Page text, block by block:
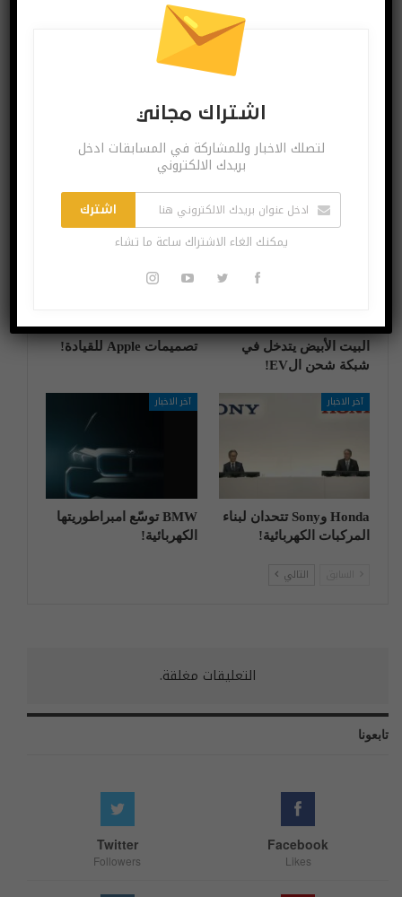
واتساب ستعود قريباً
آخر الاخبار
البيت الأبيض يتدخل في
شبكة شحن الEV!
آخر الاخبار
تصميمات Apple للقيادة!
آخر الاخبار
Honda وSony تتحدان لبناء
المركبات الكهربائية!
آخر الاخبار
BMW توسّع امبراطوريتها
الكهربائية!
التالي
التعليقات مغلقة.
تابعونا
Facebook
Likes
Twitter
Followers
اشتراك مجاني
لتصلك الاخبار وللمشاركة في المسابقات ادخل
بريدك الالكتروني
اشترك
يمكنك الغاء الاشتراك ساعة ما تشاء